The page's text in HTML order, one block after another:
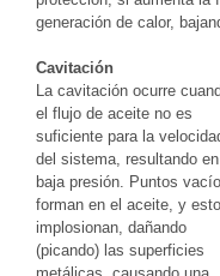
generación de calor,
Cavitación
La cavitación ocurre
el flujo de aceite no es
suficiente para la
del sistema, resultando en
baja presión. Puntos
forman en el aceite, y
implosionan, dañando
(picando) las superficies